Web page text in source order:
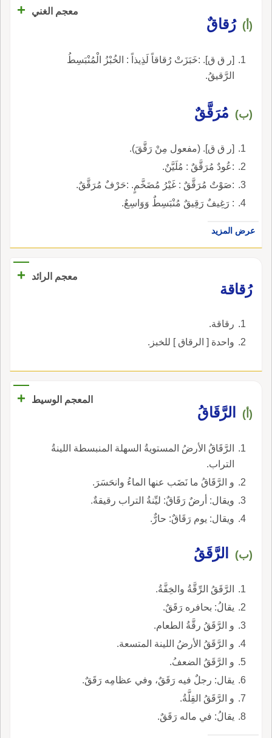
معجم الغني +
(أ) رُقاقٌ
[ر ق ق]. :خَبَزَتْ رُقاقاً لَذِيذاً : الخُبْزُ الْمُنْبَسِطُ
الرَّقيقُ.
(ب) مُرَقَّقٌ
[ر ق ق]. (مفعول مِنْ رَقَّقَ).
:عُودٌ مُرَقَّقٌ : مُلَيَّنٌ.
:صَوْتٌ مُرَقَّقٌ : غَيْرُ مُضَخَّمٍ. :حَرْفٌ مُرَقَّقٌ.
: رَغِيفٌ رَقِيقٌ مُنْبَسِطٌ وَوَاسِعٌ.
عرض المزيد
معجم الرائد
+
رُقاقة
رقاقة.
واحدة [ الرقاق ] للخبز.
المعجم الوسيط +
(أ) الرَّقَاقُ
الرَّقَاقُ الأرضُ المستويةُ السهلة المنبسطة اللينةُ
التراب.
و الرَّقَاقُ ما نَضَب عنها الماءُ وانحَسَرَ.
ويقال: أرضٌ رَقَاقٌ: ليِّنةُ التراب رقيقةٌ.
ويقال: يوم رَقَاقٌ: حارٌّ.
(ب) الرَّقَقُ
الرَّقَقُ الرِّقَّةُ والخِفَّةُ.
يقالُ: بحافره رَقَقٌ.
و الرَّقَقُ رقَّةُ الطعام.
و الرَّقَقُ الأرضُ اللينة المتسعة.
و الرَّقَقُ الضعفُ.
يقال: رجلٌ فيه رَقَقٌ، وفي عظامِه رَقَقٌ.
و الرَّقَقُ القِلَّةُ.
يقالُ: في ماله رَقَقٌ.